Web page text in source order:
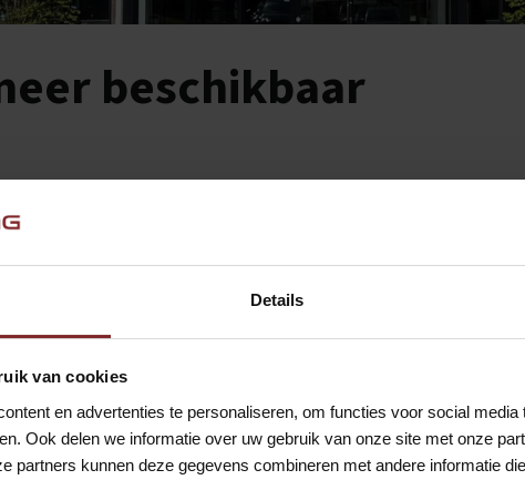
Details
van cookies
en advertenties te personaliseren, om functies voor social media
Ook delen we informatie over uw gebruik van onze site met onze
partners kunnen deze gegevens combineren met andere informatie
beschikbaar
Uitgelichte vacatures